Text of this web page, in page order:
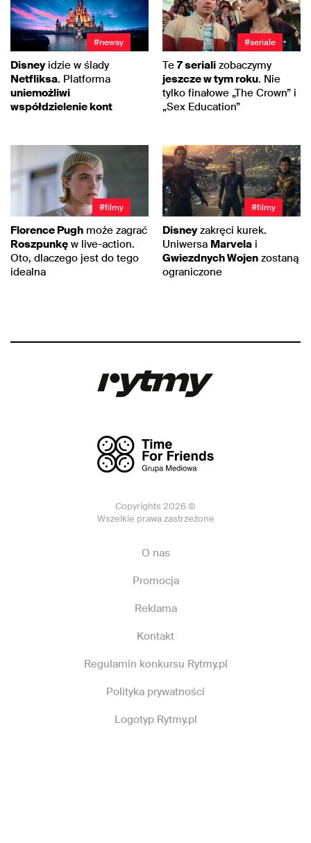
#newsy
Disneyidzie w ślady
Netfliksa. Platforma
uniemożliwi
współdzielenie kont
#seriale
Te 7 seriali zobaczymy
jeszcze w tym roku. Nie
tylko finałowe „The Crown” i
„Sex Education”
#filmy
Florence Pugh może zagrać
Roszpunkę w live-action.
Oto, dlaczego jest do tego
idealna
#filmy
Disneyzakręci kurek.
Uniwersa Marvela i
Gwiezdnych Wojen zostaną
ograniczone
Copyrights 2026 ©
Wszelkie prawa zastrzeżone
O nas
Promocja
Reklama
Kontakt
Regulamin konkursu Rytmy.pl
Polityka prywatności
Logotyp Rytmy.pl